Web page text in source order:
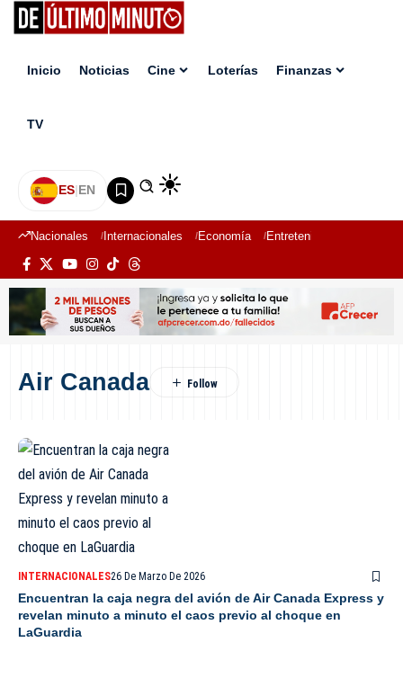
Inicio Noticias Cine Loterías Finanzas
TV
ES|EN
Nacionales Internacionales Economía Entretenimiento
Air Canada
INTERNACIONALES26 De Marzo De 2026
Encuentran la caja negra del avión de Air Canada Express y
revelan minuto a minuto el caos previo al choque en
LaGuardia